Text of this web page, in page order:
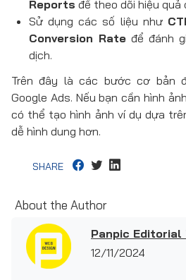
Reports để theo dõi hiệu quả
Sử dụng các số liệu như
Conversion Rate để đánh
dịch.
Trên đây là các bước cơ bản
Google Ads. Nếu bạn cần hình
có thể tạo hình ảnh ví dụ dựa
dễ hình dung hơn.
SHARE
About the Author
Panpic Editorial
12/11/2024